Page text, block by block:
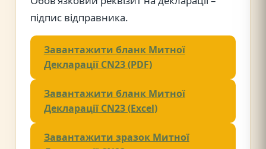
підпис відправника.
Завантажити бланк Митної
Декларації CN23 (PDF)
Завантажити бланк Митної
Декларації CN23 (Excel)
Завантажити зразок Митної